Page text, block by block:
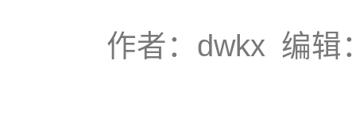
作者：dwkx 编辑